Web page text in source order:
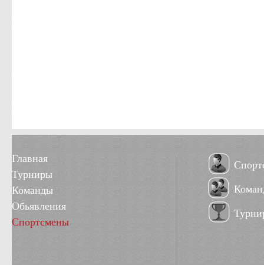
Главная
Турниры
Команды
Обьявления
Спортсмены